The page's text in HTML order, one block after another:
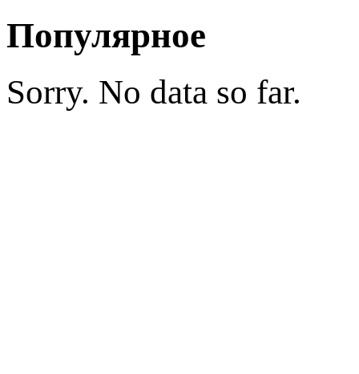
Популярное
Sorry. No data so far.